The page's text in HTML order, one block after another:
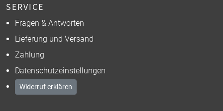
SERVICE
Fragen & Antworten
Lieferung und Versand
Zahlung
Datenschutzeinstellungen
Widerruf erklären